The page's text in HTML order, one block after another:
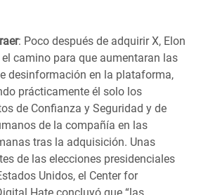
: Poco después de adquirir X, Elon
camino para que aumentaran las
desinformación en la plataforma,
prácticamente él solo los
de Confianza y Seguridad y de
de la compañía en las
tras la adquisición. Unas
de las elecciones presidenciales
Unidos, el Center for